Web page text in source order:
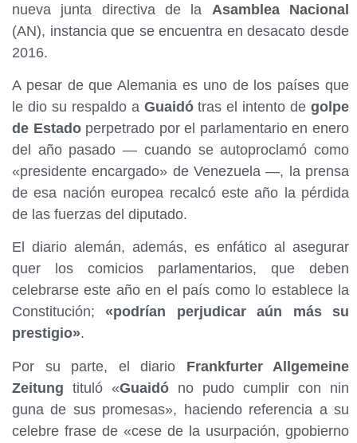
nueva junta directiva de la Asamblea Nacional
(AN), instancia que se encuentra en desacato desde
2016.
A pesar de que Alemania es uno de los países que
le dio su respaldo a Guaidótras el intento de golpe
de Estadoperpetrado por el parlamentario en enero
del año pasado — cuando se autoproclamó como
«presidente encargado» de Venezuela —, la prensa
de esa nación europea recalcó este año la pérdida
de las fuerzas del diputado.
El diario alemán, además, es enfático al asegurar
quer los comicios parlamentarios, que deben
celebrarse este año en el país como lo establece la
Constitución; «podrían perjudicar aún más su
prestigio».
Por su parte, el diario Frankfurter Allgemeine
Zeitung tituló «Guaidó no pudo cumplir con nin
guna de sus promesas», haciendo referencia a su
celebre frase de «cese de la usurpación, gpobierno